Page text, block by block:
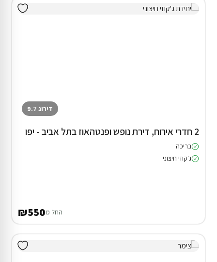
דירוג 9.7
2 חדרי אירוח, דירת נופש ופנטהאוז בתל אביב - יפו
בריכה
ג'קוזי חיצוני
החל מ₪550